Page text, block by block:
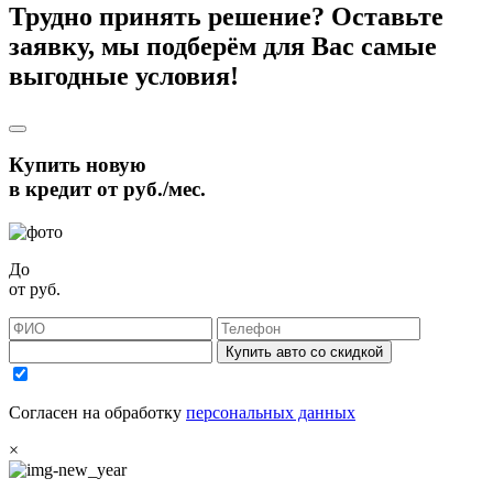
Трудно принять решение? Оставьте
заявку, мы подберём для Вас самые
выгодные условия!
Купить новую
в кредит отруб./мес.
До
от руб.
Купить авто со скидкой
Согласен на обработку персональных данных
×